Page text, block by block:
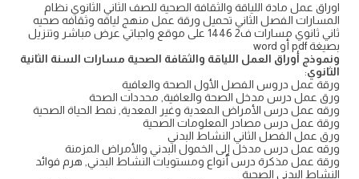
اوراق عمل مادة اللياقة والثقافة الصحية للصف الثاني الثانوي نظام
المسارات الفصل الثاني تحميل ورقة عمل منهج لياقه وثقافه صحيه
ثاني ثانوي مسارات ف2 1446 على موقع واجباتي عرض مباشر وتنزيل
بصيغة pdf أو word
ونموذج أوراق العمل اللياقة والثقافة الصحية مسارات السنة الثانية
الثانوي:
ورقة عمل دروس الفصل الأول الصحة والعافية
ورق عمل درس مدخل الصحة والعافية, محددات الصحة
ورقه عمل درس الأمراض المعدية وغير المعدية, نمط الحياة الصحية
ورقة عمل درس مصادر المعلومات الصحية
ورق عمل الفصل الثاني النشاط البدني
ورقه عمل درس مدخل إلى الخمول البدني والأمراض المزمنة
ورقة عمل مذكرة درس أنواع ومستويات النشاط البدني, هرم فوائد
النشاط البدني الصحية